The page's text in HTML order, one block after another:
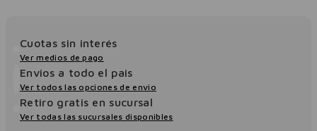
Cuotas sin interés
Ver medios de pago
Envios a todo el pais
Ver todos las opciones de envio
Retiro gratis en sucursal
Ver todas las sucursales disponibles